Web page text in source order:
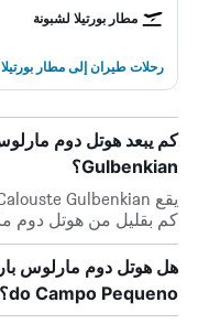
مطار بورتيلا لشبونة
رحلات طيران إلى مطار
Gulbenkian؟
كم بقليل من هوتل دوم
do Campo Pequeno؟